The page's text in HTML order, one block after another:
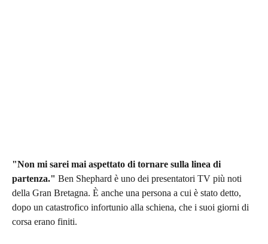
"Non mi sarei mai aspettato di tornare sulla linea di
partenza." Ben Shephard è uno dei presentatori TV più noti
della Gran Bretagna. È anche una persona a cui è stato detto,
dopo un catastrofico infortunio alla schiena, che i suoi giorni di
corsa erano finiti.